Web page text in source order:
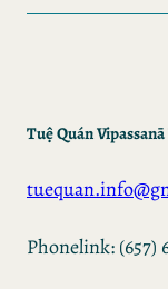
Tuệ Quán
Phonelink: (657)